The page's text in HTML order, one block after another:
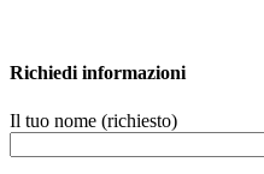
Richiedi informazioni
Il tuo nome (richiesto)